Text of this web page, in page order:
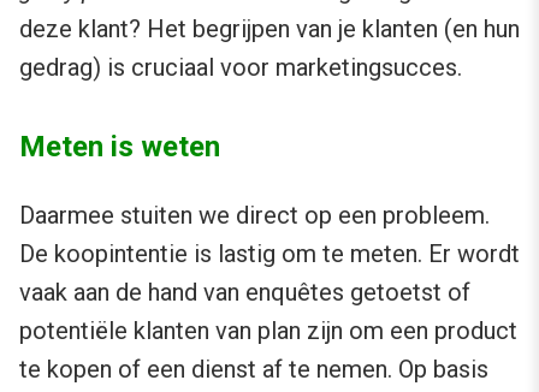
deze klant? Het begrijpen van je klanten (en hun
gedrag) is cruciaal voor marketingsucces.
Meten is weten
Daarmee stuiten we direct op een probleem.
De koopintentie is lastig om te meten. Er wordt
vaak aan de hand van enquêtes getoetst of
potentiële klanten van plan zijn om een product
te kopen of een dienst af te nemen. Op basis